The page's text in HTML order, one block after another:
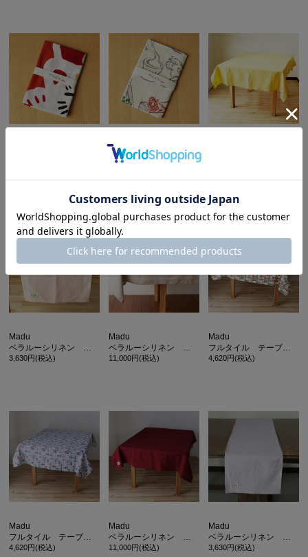
Madu
てぬぐい 冬じたく
Madu
ベラルーシリネン テーブルランナー
3,630円(税込)
Madu
ベラルーシリネン テーブルクロス ナチュラル
11,000円(税込)
Madu
フルタイル テーブルクロス マルチカラー
4,620円(税込)
Madu
フルタイル テーブルクロス ブルー
4,620円(税込)
Madu
ベラルーシリネン テーブルクロス
11,000円(税込)
Madu
ベラルーシリネン テーブルランナー
3,630円(税込)